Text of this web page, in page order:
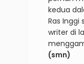
kedua
Ras Inggi
writer di
(smn)